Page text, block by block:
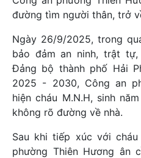
đường tìm người thân, trở
Ngày 26/9/2025, trong
bảo đảm an ninh, trật
Đảng bộ thành phố Hải
2025 - 2030, Công an
hiện cháu M.N.H, sinh
không rõ đường về nhà.
Sau khi tiếp xúc với
phường Thiên Hương ân